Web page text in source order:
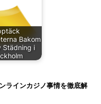
Bakom
Städning i
ラインカジノ事情を徹底解